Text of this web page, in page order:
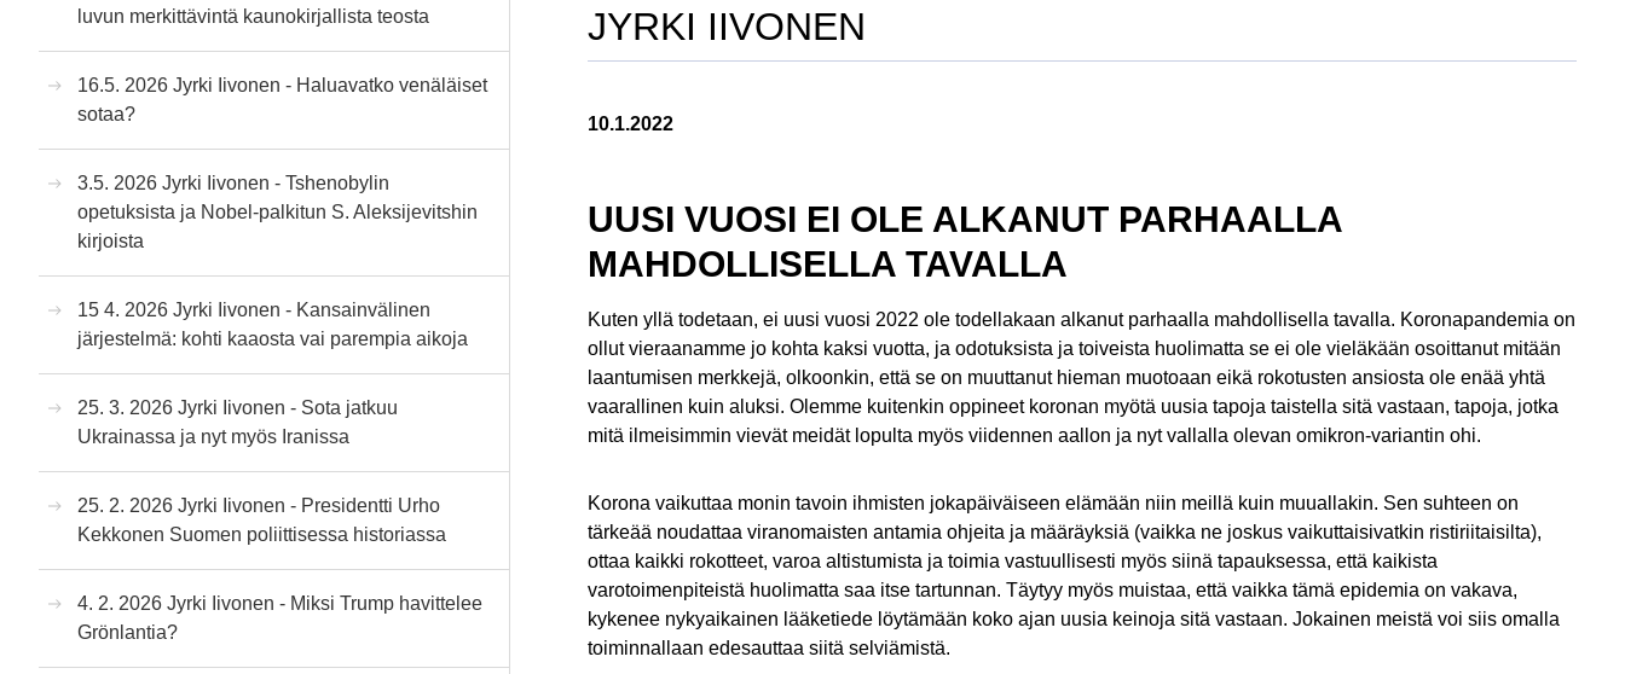
JYRKI IIVONEN
10.1.2022
UUSI VUOSI EI OLE ALKANUT PARHAALLA
MAHDOLLISELLA TAVALLA
Kuten yllä todetaan, ei uusi vuosi 2022 ole todellakaan alkanut parhaalla mahdollisella tavalla. Koronapandemia on
ollut vieraanamme jo kohta kaksi vuotta, ja odotuksista ja toiveista huolimatta se ei ole vieläkään osoittanut mitään
laantumisen merkkejä, olkoonkin, että se on muuttanut hieman muotoaan eikä rokotusten ansiosta ole enää yhtä
vaarallinen kuin aluksi. Olemme kuitenkin oppineet koronan myötä uusia tapoja taistella sitä vastaan, tapoja, jotka
mitä ilmeisimmin vievät meidät lopulta myös viidennen aallon ja nyt vallalla olevan omikron-variantin ohi.
Korona vaikuttaa monin tavoin ihmisten jokapäiväiseen elämään niin meillä kuin muuallakin. Sen suhteen on
tärkeää noudattaa viranomaisten antamia ohjeita ja määräyksiä (vaikka ne joskus vaikuttaisivatkin ristiriitaisilta),
ottaa kaikki rokotteet, varoa altistumista ja toimia vastuullisesti myös siinä tapauksessa, että kaikista
varotoimenpiteistä huolimatta saa itse tartunnan. Täytyy myös muistaa, että vaikka tämä epidemia on vakava,
kykenee nykyaikainen lääketiede löytämään koko ajan uusia keinoja sitä vastaan. Jokainen meistä voi siis omalla
toiminnallaan edesauttaa siitä selviämistä.
luvun merkittävintä kaunokirjallista teosta
16.5. 2026 Jyrki Iivonen - Haluavatko venäläiset
sotaa?
3.5. 2026 Jyrki Iivonen - Tshenobylin
opetuksista ja Nobel-palkitun S. Aleksijevitshin
kirjoista
15 4. 2026 Jyrki Iivonen - Kansainvälinen
järjestelmä: kohti kaaosta vai parempia aikoja
25. 3. 2026 Jyrki Iivonen - Sota jatkuu
Ukrainassa ja nyt myös Iranissa
25. 2. 2026 Jyrki Iivonen - Presidentti Urho
Kekkonen Suomen poliittisessa historiassa
4. 2. 2026 Jyrki Iivonen - Miksi Trump havittelee
Grönlantia?